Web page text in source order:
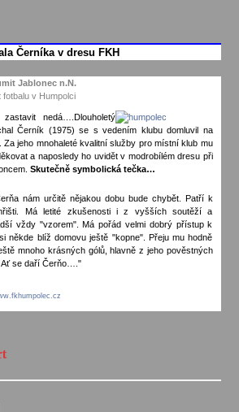
Černíka v dresu FKH
Jablonec n.N.
v Humpolci
nedá….Dlouholetý
Černík (1975) se s vedením klubu domluvil na
jeho mnohaleté kvalitní služby pro místní klub mu
a naposledy ho uvidět v modrobílém dresu při
Skutečně symbolická tečka…
nám určitě nějakou dobu bude chybět. Patří k
Má letité zkušenosti i z vyšších soutěží a
vždy "vzorem". Má pořád velmi dobrý přístup k
někde blíž domovu ještě "kopne". Přeju mu hodně
mnoho krásných gólů, hlavně z jeho pověstných
Ať se daří Čerňo…."